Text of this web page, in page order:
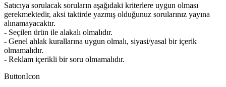
Satıcıya sorulacak soruların aşağıdaki kriterlere uygun olması
gerekmektedir, aksi taktirde yazmış olduğunuz sorularınız yayına
alınamayacaktır.
- Seçilen ürün ile alakalı olmalıdır.
- Genel ahlak kurallarına uygun olmalı, siyasi/yasal bir içerik
olmamalıdır.
- Reklam içerikli bir soru olmamalıdır.
ButtonIcon